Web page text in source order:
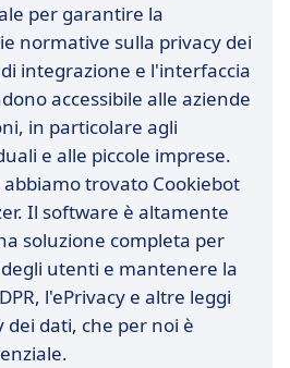
per garantire la
normative sulla privacy dei
integrazione e l'interfaccia
accessibile alle aziende
in particolare agli
e alle piccole imprese.
trovato Cookiebot
Il software è altamente
soluzione completa per
utenti e mantenere la
l'ePrivacy e altre leggi
dei dati, che per noi è